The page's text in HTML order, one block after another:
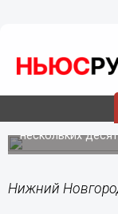
01.06.202117:39
Жители
нескольких
Нижний